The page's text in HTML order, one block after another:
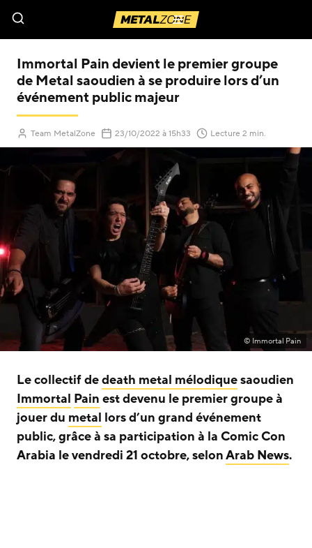
Menu
Immortal Pain devient le premier groupe
de Metal saoudien à se produire lors d’un
événement public majeur
Team MetalZone 23/10/2022 (Mis à jour le)
à 15h33 Lecture 2 min.
© Immortal Pain
Le collectif dedeath metal mélodiquesaoudien
Immortal Pain est devenu le premier groupe à
jouer du metal lors d’un grand événement
public, grâce à sa participation à la Comic Con
Arabia le vendredi 21 octobre, selonArab News.